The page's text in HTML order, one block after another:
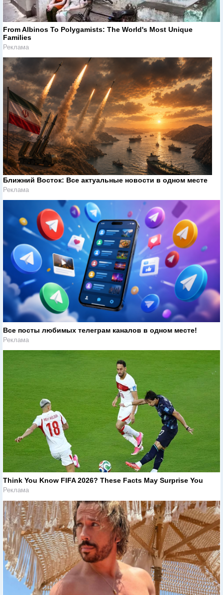
From Albinos To Polygamists: The World's Most Unique
Families
Реклама
Ближний Восток: Все актуальные новости в одном месте
Реклама
Все посты любимых телеграм каналов в одном месте!
Реклама
Think You Know FIFA 2026? These Facts May Surprise You
Реклама